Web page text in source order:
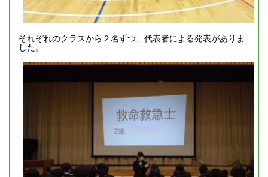
それぞれのクラスから２名ずつ、代表者による発表がありま
した。